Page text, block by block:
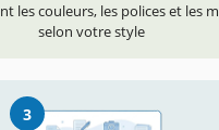
les couleurs, les polices et les
selon votre style
3